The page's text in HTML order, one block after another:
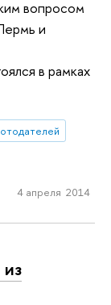
вопросом
и
в рамках
4 апреля 2014